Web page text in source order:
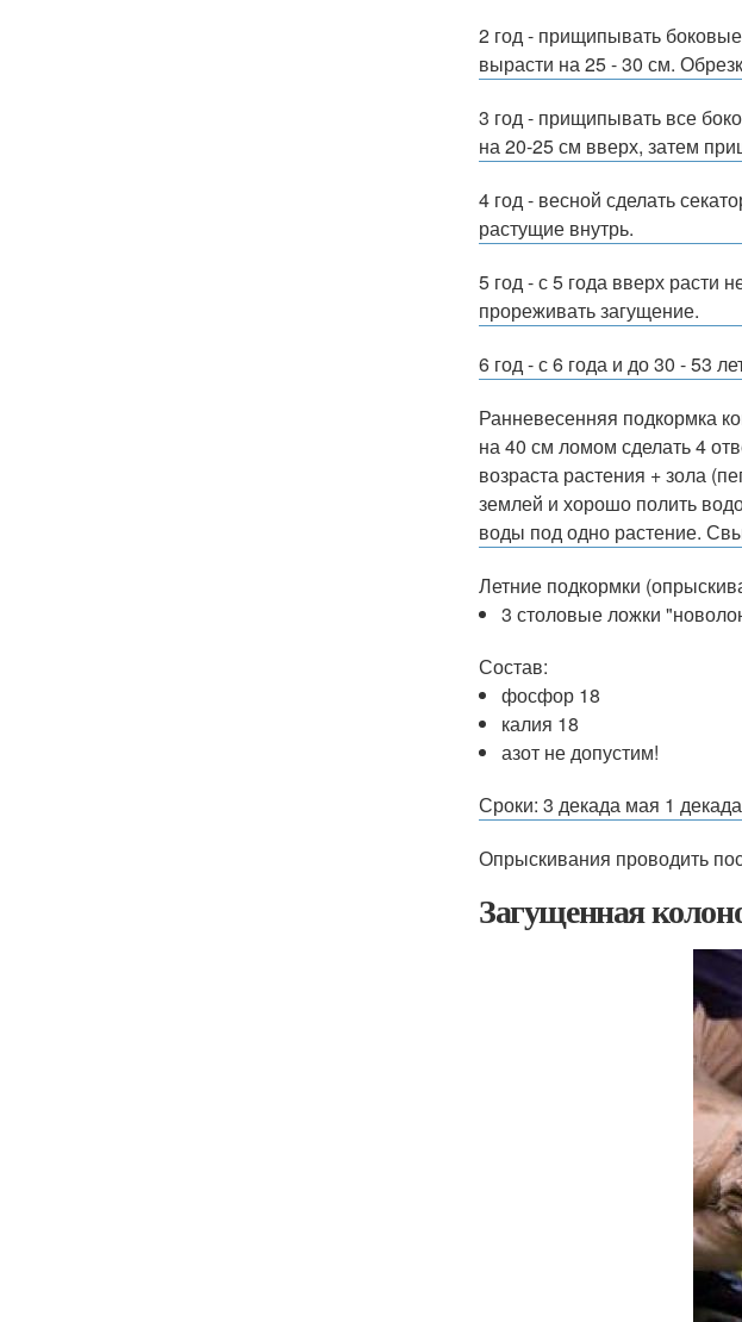
2 год - прищипывать
вырасти на 25 - 30 см.
3 год - прищипывать все
на 20-25 см вверх, затем
4 год - весной сделать
растущие внутрь.
5 год - с 5 года вверх
прореживать загущение.
6 год - с 6 года и до 30 - 53
Ранневесенняя подкормка
на 40 см ломом сделать 4
возраста растения + зола
землей и хорошо полить
воды под одно растение.
Летние подкормки
3 столовые ложки
Состав:
фосфор 18
калия 18
азот не допустим!
Сроки: 3 декада мая 1
Опрыскивания проводить
Загущенная